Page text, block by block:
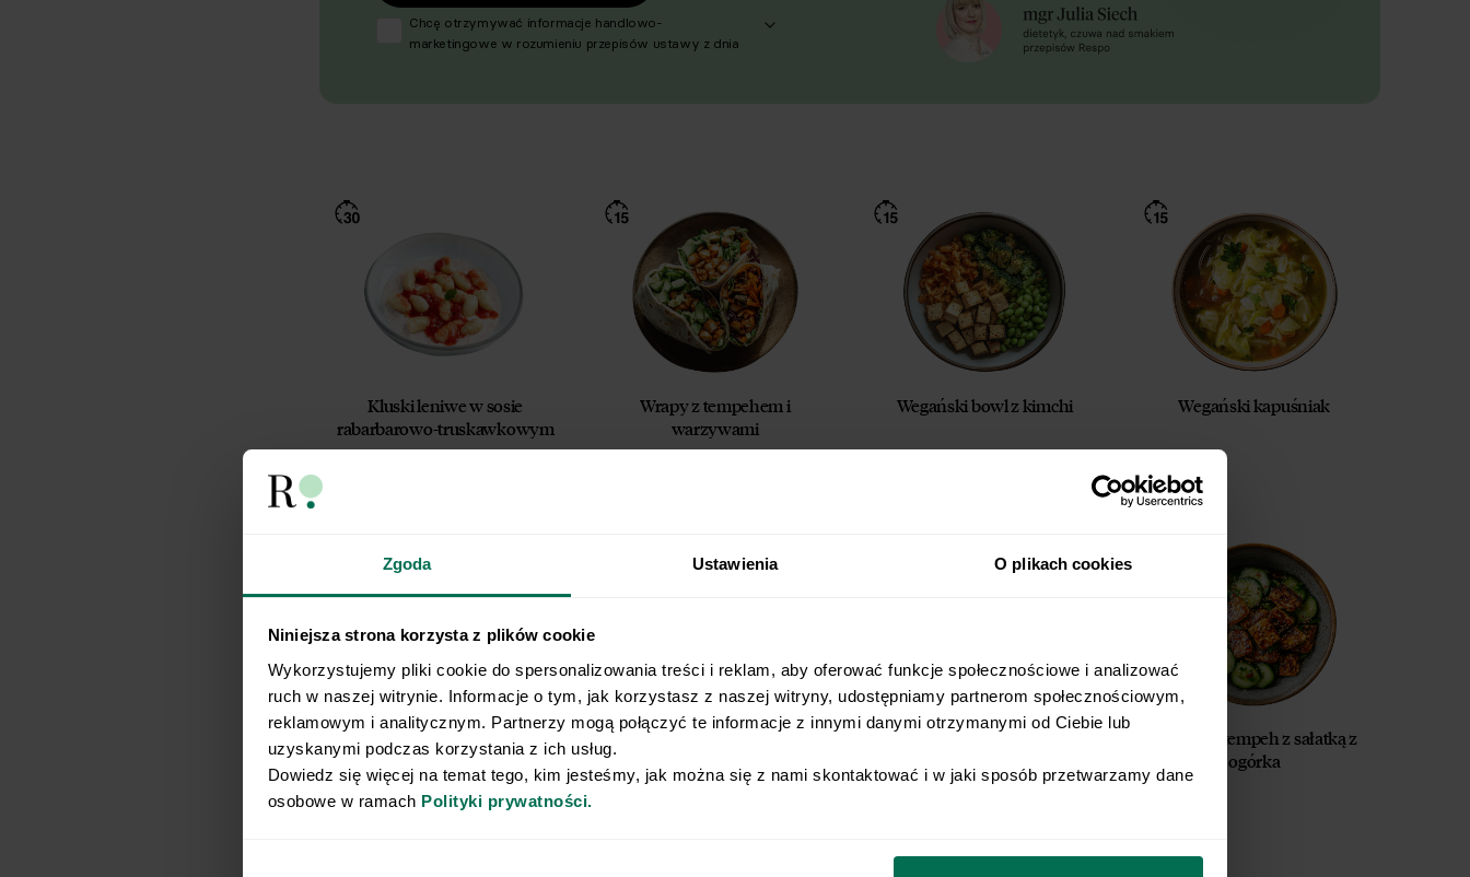
Zgoda Ustawienia O plikach cookies
Niniejsza strona korzysta z plików cookie
Wykorzystujemy pliki cookie do spersonalizowania treści i reklam, aby oferować funkcje społecznościowe i analizować
ruch w naszej witrynie. Informacje o tym, jak korzystasz z naszej witryny, udostępniamy partnerom społecznościowym,
reklamowym i analitycznym. Partnerzy mogą połączyć te informacje z innymi danymi otrzymanymi od Ciebie lub
uzyskanymi podczas korzystania z ich usług.
Dowiedz się więcej na temat tego, kim jesteśmy, jak można się z nami skontaktować i w jaki sposób przetwarzamy dane
osobowe w ramach Polityki prywatności.
Chcę otrzymywać informacje handlowo-
marketingowe w rozumieniu przepisów ustawy z dnia
w celu prowadzenia marketingu bezpośredniego drogą
elektroniczną, zgodnie z art. 6 ust. 1 lit a RODO, a także
komunikację/przesyłanie informacji handlowych drogą
elektroniczną, zgodnie z art. 398 ustawy Prawo
komunikacji elektronicznej z dnia 12 lipca 2024 r. (Dz. U.
2024 poz. 1221) w celu prowadzenia marketingu
bezpośredniego drogą elektroniczną za
pośrednictwem wiadomości e‑mail, przez
Współadministratorów (Respo Wrzosek Witkowski SK,
Respo Wydawnictwo S.C. oraz RespoMed sp.z o.o,
TEKA TRADE sp. z o.o.)
Przyjmuję do wiadomości, że przysługuje mi prawo do
Kluski leniwe w sosie
rabarbarowo-truskawkowym
Wrapy z tempehem i
warzywami
Wegański bowl z kimchi Wegański kapuśniak
Pinsa z bakłażanem i cukinią Pizza wegańska
Sałatka z wędzonym tofu i
Pieczony tempeh z sałatką z
ogórka